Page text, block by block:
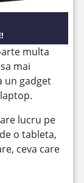
multa
mai
un gadget
lucru pe
o tableta,
ceva care